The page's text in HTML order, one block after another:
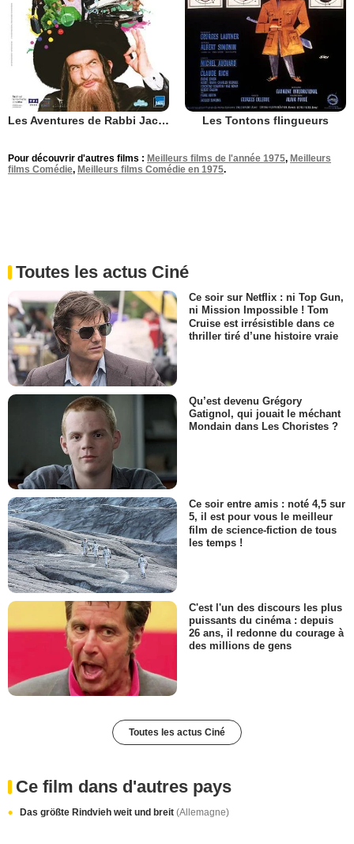
Les Aventures de Rabbi Jacob Les Tontons flingueurs
Pour découvrir d'autres films : Meilleurs films de l'année 1975, Meilleurs
films Comédie, Meilleurs films Comédie en 1975.
Toutes les actus Ciné
Ce soir sur Netflix : ni Top Gun,
ni Mission Impossible ! Tom
Cruise est irrésistible dans ce
thriller tiré d’une histoire vraie
Qu’est devenu Grégory
Gatignol, qui jouait le méchant
Mondain dans Les Choristes ?
Ce soir entre amis : noté 4,5 sur
5, il est pour vous le meilleur
film de science-fiction de tous
les temps !
C'est l'un des discours les plus
puissants du cinéma : depuis
26 ans, il redonne du courage à
des millions de gens
Toutes les actus Ciné
Ce film dans d'autres pays
Das größte Rindvieh weit und breit (Allemagne)